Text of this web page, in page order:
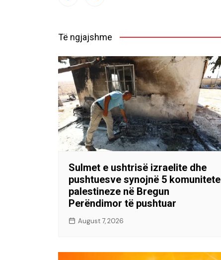
Të ngjajshme
Sulmet e ushtrisë izraelite dhe
pushtuesve synojnë 5 komunitete
palestineze në Bregun
Perëndimor të pushtuar
August 7, 2026